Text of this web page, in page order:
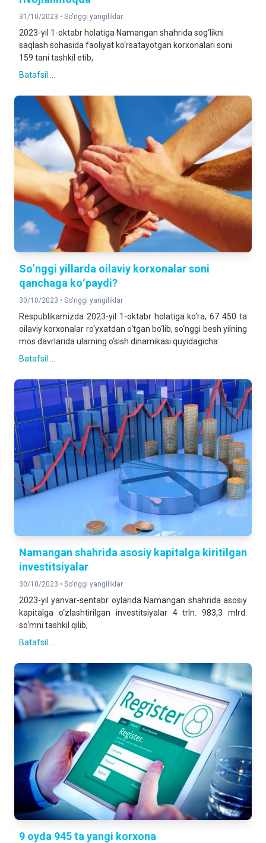
31/10/2023 • So'nggi yangiliklar
2023-yil 1-oktabr holatiga Namangan shahrida sog‘likni
saqlash sohasida faoliyat ko‘rsatayotgan korxonalari soni
159 tani tashkil etib,
Batafsil ...
So‘nggi yillarda oilaviy korxonalar soni
qanchaga koʻpaydi?
30/10/2023 • So'nggi yangiliklar
Respublikamizda 2023-yil 1-oktabr holatiga ko‘ra, 67 450 ta
oilaviy korxonalar ro‘yxatdan o‘tgan bo‘lib, so‘nggi besh yilning
mos davrlarida ularning o‘sish dinamikasi quyidagicha:
Batafsil ...
Namangan shahrida asosiy kapitalga kiritilgan
investitsiyalar
30/10/2023 • So'nggi yangiliklar
2023-yil yanvar-sentabr oylarida Namangan shahrida asosiy
kapitalga o‘zlashtirilgan investitsiyalar 4 trln. 983,3 mlrd.
so‘mni tashkil qilib,
Batafsil ...
9 oyda 945 ta yangi korxona